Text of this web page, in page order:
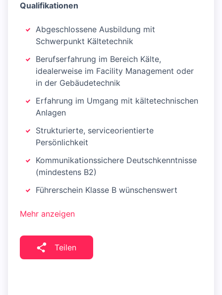
Qualifikationen
Abgeschlossene Ausbildung mit
Schwerpunkt Kältetechnik
Berufserfahrung im Bereich Kälte,
idealerweise im Facility Management oder
in der Gebäudetechnik
Erfahrung im Umgang mit kältetechnischen
Anlagen
Strukturierte, serviceorientierte
Persönlichkeit
Kommunikationssichere Deutschkenntnisse
(mindestens B2)
Führerschein Klasse B wünschenswert
Mehr anzeigen
Teilen